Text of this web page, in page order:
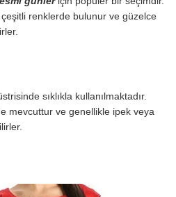
renklerde bulunur ve güzelce
sıklıkla kullanılmaktadır.
mevcuttur ve genellikle ipek veya